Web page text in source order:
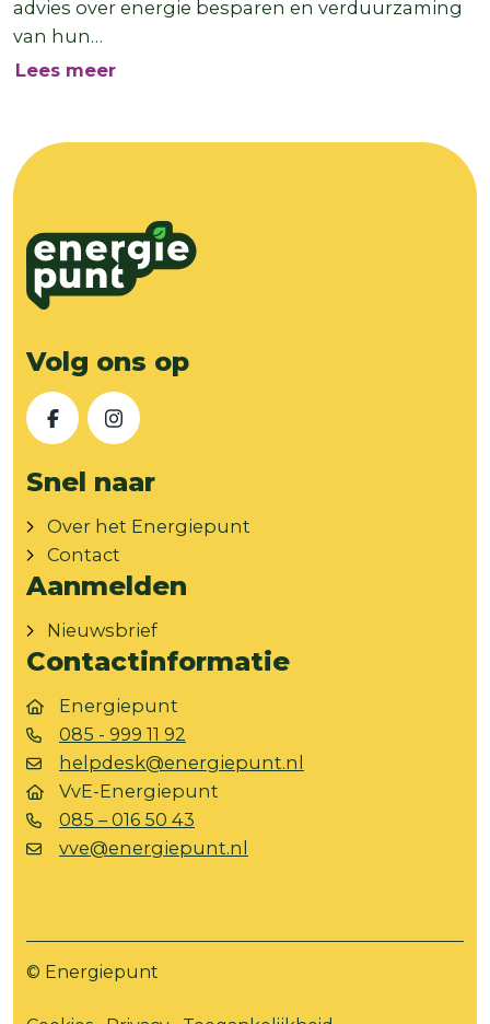
advies over energie besparen en verduurzaming
van hun…
Lees meerover Welkom bij het Energiepunt!
Volg ons op
FacebookInstagram
Snel naar
Over het Energiepunt
Contact
Aanmelden
Nieuwsbrief
Contactinformatie
Energiepunt
085 - 999 11 92
helpdesk@energiepunt.nl
VvE-Energiepunt
085 – 016 50 43
vve@energiepunt.nl
© Energiepunt